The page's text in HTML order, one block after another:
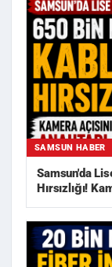
SAMSUN HABER
Samsun'da
Hırsızlığı!